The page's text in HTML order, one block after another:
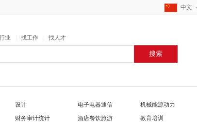
中文
业 找工作 找人才
搜索
设计 电子电器通信 机械能源动力
财务审计统计 酒店餐饮旅游 教育培训